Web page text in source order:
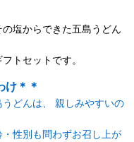
塩からできた五島うどん
トセットです。
け＊＊
どんは、 親しみやすいの
性別も問わずお召し上が